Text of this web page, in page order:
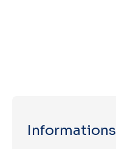
Informations